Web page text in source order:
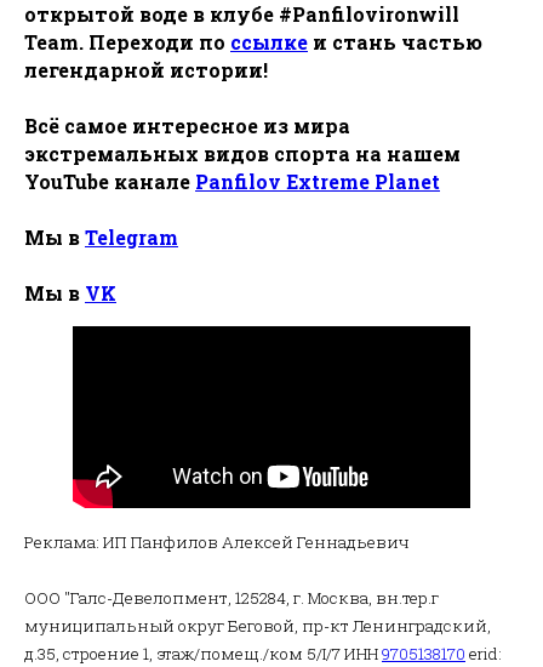
открытой воде в клубе #Panfilovironwill
Team. Переходи по ссылке и стань частью
легендарной истории!
Всё самое интересное из мира
экстремальных видов спорта на нашем
YouTube канале Panfilov Extreme Planet
Мы вTelegram
Мы в VK
Реклама: ИП Панфилов Алексей Геннадьевич
ООО "Галс-Девелопмент, 125284, г. Москва, вн.тер.г
муниципальный округ Беговой, пр-кт Ленинградский,
д.35, строение 1, этаж/помещ./ком 5/I/7 ИНН9705138170 erid: